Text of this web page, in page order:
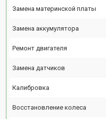
Замена материнской платы
Замена аккумулятора
Ремонт двигателя
Замена датчиков
Калибровка
Восстановление колеса